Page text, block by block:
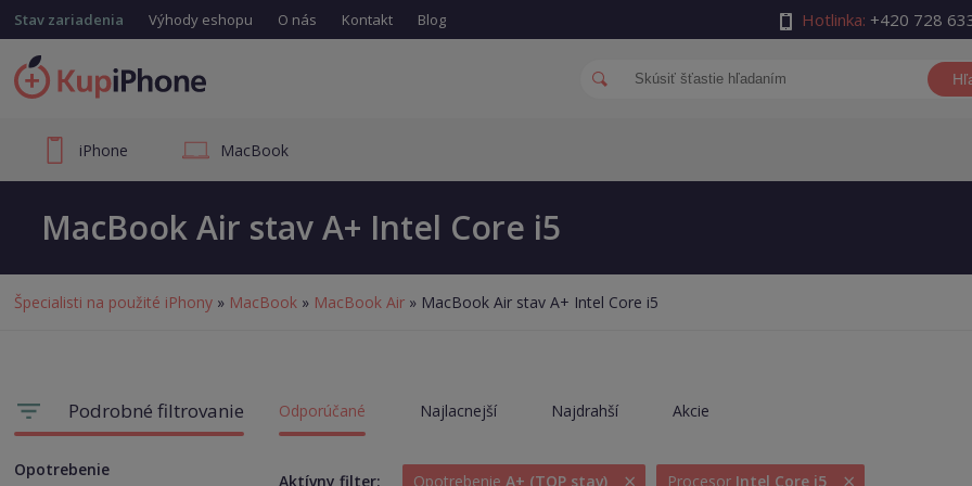
Stav zariadenia Výhody eshopu O nás Kontakt Blog Hotlinka: +420 728
iPhone MacBook
MacBook Air stav A+ Intel Core i5
Špecialisti na použité iPhony » MacBook » MacBook Air » MacBook Air stav A+ Intel Core i5
Podrobné filtrovanie
Opotrebenie
Odporúčané Najlacnejší Najdrahší Akcie
Aktívny filter: OpotrebenieA+ (TOP stav) Procesor Intel Core i5